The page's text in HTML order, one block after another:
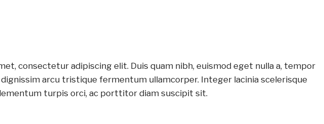
consectetur adipiscing elit. Duis quam nibh, euismod eget nulla a, tempor
arcu tristique fermentum ullamcorper. Integer lacinia scelerisque
turpis orci, ac porttitor diam suscipit sit.